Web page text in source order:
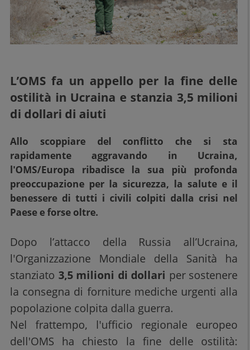
L’OMS fa un appello per la fine delle
ostilità in Ucraina e stanzia 3,5 milioni
di dollari di aiuti
Allo scoppiare del conflitto che si sta
rapidamente aggravando in Ucraina,
l'OMS/Europa ribadisce la sua più profonda
preoccupazione per la sicurezza, la salute e il
benessere di tutti i civili colpiti dalla crisi nel
Paese e forse oltre.
Dopo l’attacco della Russia all’Ucraina,
l'Organizzazione Mondiale della Sanità ha
stanziato 3,5 milioni di dollari per sostenere
la consegna di forniture mediche urgenti alla
popolazione colpita dalla guerra.
Nel frattempo, l'ufficio regionale europeo
dell'OMS ha chiesto la fine delle ostilità: